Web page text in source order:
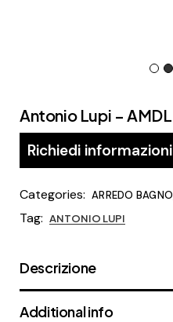
Antonio Lupi –
Richiedi informazioni
Categories: ARREDO BAGNO
Tag: ANTONIO LUPI
Descrizione
Additional info